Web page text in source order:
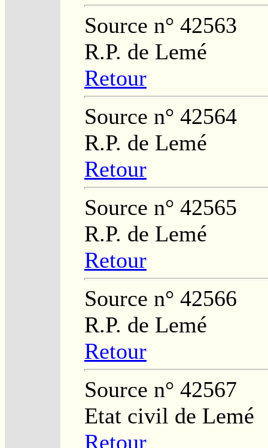
Source n° 42563
R.P. de Lemé
Retour
Source n° 42564
R.P. de Lemé
Retour
Source n° 42565
R.P. de Lemé
Retour
Source n° 42566
R.P. de Lemé
Retour
Source n° 42567
Etat civil de Lemé
Retour